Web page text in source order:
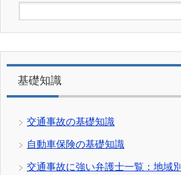
基礎知識
交通事故の基礎知識
自動車保険の基礎知識
交通事故に強い弁護士一覧：地域別